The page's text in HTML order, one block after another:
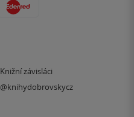
Knižní závisláci
@knihydobrovskycz